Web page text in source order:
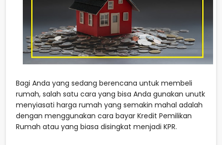
Bagi Anda yang sedang berencana untuk membeli
rumah, salah satu cara yang bisa Anda gunakan unutk
menyiasati harga rumah yang semakin mahal adalah
dengan menggunakan cara bayar Kredit Pemilikan
Rumah atau yang biasa disingkat menjadi KPR.